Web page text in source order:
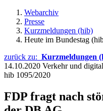
Webarchiv
Presse
Kurzmeldungen (hib)
Heute im Bundestag
zurück zu: Kurzmeldungen
14.10.2020 Verkehr und
hib 1095/2020
FDP fragt nach